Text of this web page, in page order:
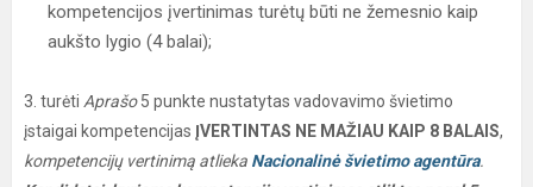
kompetencijos įvertinimas turėtų būti ne žemesnio kaip
aukšto lygio (4 balai);
3. turėti Aprašo5 punkte nustatytas vadovavimo švietimo
įstaigai kompetencijas ĮVERTINTAS NE MAŽIAU KAIP 8 BALAIS,
kompetencijų vertinimą atlieka Nacionalinė švietimo agentūra.